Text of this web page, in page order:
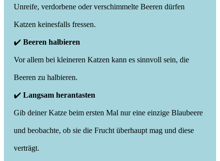
Unreife, verdorbene oder verschimmelte Beeren dürfen
Katzen keinesfalls fressen.
✔️ Beeren halbieren
Vor allem bei kleineren Katzen kann es sinnvoll sein, die
Beeren zu halbieren.
✔️ Langsam herantasten
Gib deiner Katze beim ersten Mal nur eine einzige Blaubeere
und beobachte, ob sie die Frucht überhaupt mag und diese
verträgt.